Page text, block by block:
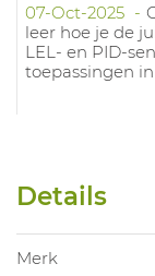
07-Oct-2025
leer hoe je de
LEL- en PID-
toepassingen
Details
Merk